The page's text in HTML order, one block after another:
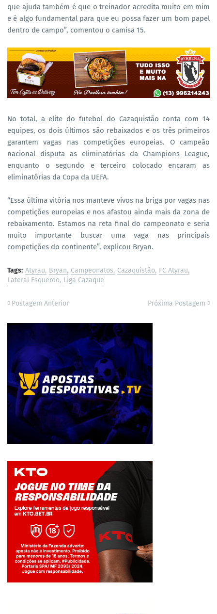
que ajuda também é que o treinador acredita muito em mim
e é algo fundamental para que eu possa fazer um bom papel
dentro de campo”, comentou o camisa 15.
No total, a elite do futebol do Cazaquistão conta com 14
equipes, os dois últimos são rebaixados e os três primeiros
garantem vagas nas competições europeias. O campeão
nacional disputa as eliminatórias da Champions League,
enquanto o segundo e terceiro colocado encaram as
eliminatórias da Copa da UEFA.
“Essa última vitória nos manteve vivos na briga por vagas nas
competições europeias e nos afastou ainda mais da zona de
rebaixamento. Estamos na reta final do campeonato e seria
muito importante buscar uma vaga nas principais
competições do continente”, explicou Bryan.
Tags: Atyrau Bryan Campeonatos Cazaquistão FC Atyrau
Lateral Esquerdo Liga Cazaque
Postagem Anterior Próxima Postagem
Jogue com responsabilidade. 18+